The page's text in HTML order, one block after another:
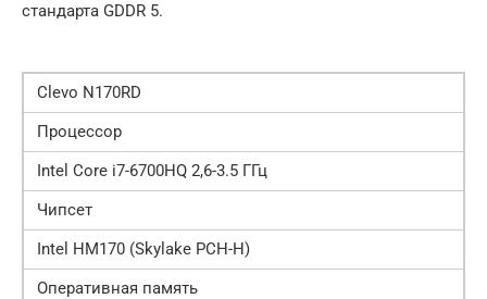
стандарта GDDR 5.
Clevo N170RD
Процессор
Intel Core i7-6700HQ 2,6-3.5 ГГц
Чипсет
Intel HM170 (Skylake PCH-Н)
Оперативная память